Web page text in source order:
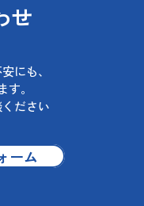
せ
にも、
。
ださい
ーム